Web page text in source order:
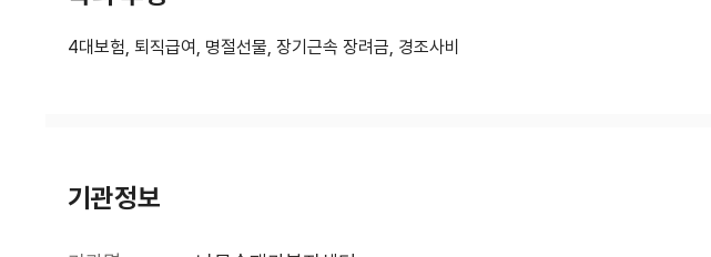
4대보험, 퇴직급여, 명절선물, 장기근속 장려금, 경조사비
기관정보